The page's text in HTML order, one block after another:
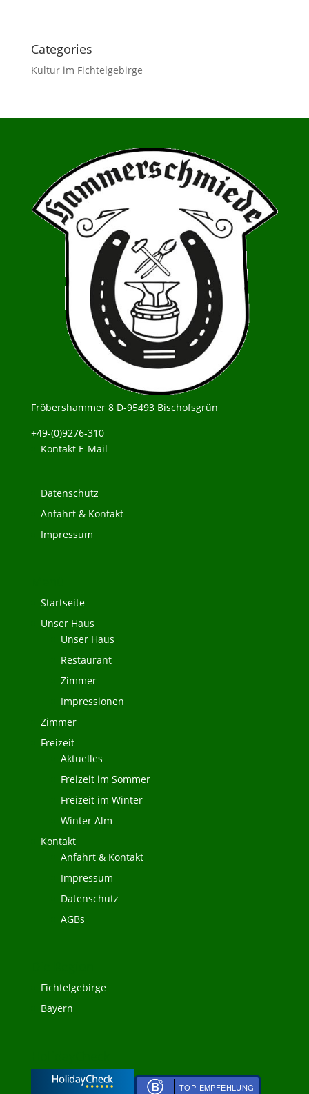
Categories
Kultur im Fichtelgebirge
Fröbershammer 8 D-95493 Bischofsgrün
+49-(0)9276-310
Kontakt E-Mail
Datenschutz
Anfahrt & Kontakt
Impressum
Startseite
Unser Haus
Unser Haus
Restaurant
Zimmer
Impressionen
Zimmer
Freizeit
Aktuelles
Freizeit im Sommer
Freizeit im Winter
Winter Alm
Kontakt
Anfahrt & Kontakt
Impressum
Datenschutz
AGBs
Fichtelgebirge
Bayern
TOP-EMPFEHLUNG